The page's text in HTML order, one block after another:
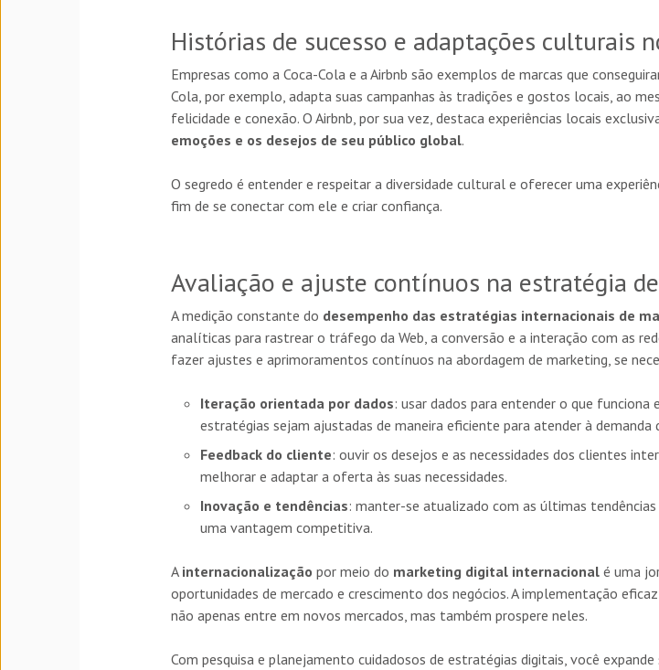
Histórias de sucesso e adaptações culturais
Empresas como a Coca-Cola e a Airbnb são exemplos de marcas que
Cola, por exemplo, adapta suas campanhas às tradições e gostos locais, ao
felicidade e conexão. O Airbnb, por sua vez, destaca experiências locais
emoções e os desejos de seu público global.
O segredo é entender e respeitar a diversidade cultural e oferecer uma
fim de se conectar com ele e criar confiança.
Avaliação e ajuste contínuos na estratégia
A medição constante do desempenho das estratégias internacionais de
analíticas para rastrear o tráfego da Web, a conversão e a interação com as
fazer ajustes e aprimoramentos contínuos na abordagem de marketing, se
Iteração orientada por dados: usar dados para entender o que funciona
estratégias sejam ajustadas de maneira eficiente para atender à demanda
Feedback do cliente: ouvir os desejos e as necessidades dos clientes
melhorar e adaptar a oferta às suas necessidades.
Inovação e tendências: manter-se atualizado com as últimas
uma vantagem competitiva.
A internacionalização por meio do marketing digital internacional é uma
oportunidades de mercado e crescimento dos negócios. A implementação
não apenas entre em novos mercados, mas também prospere neles.
Com pesquisa e planejamento cuidadosos de estratégias digitais, você